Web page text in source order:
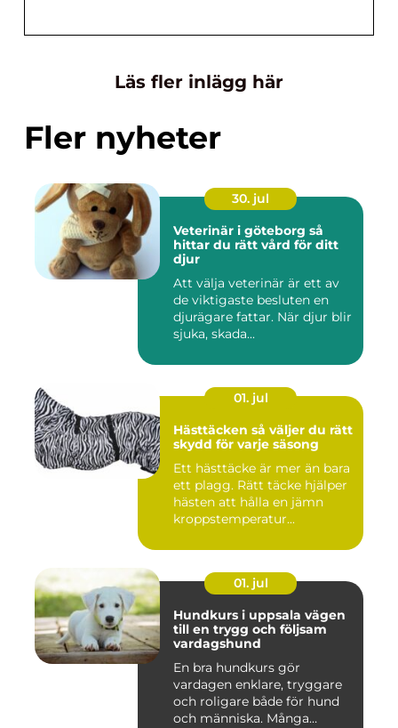
Läs fler inlägg här
Fler nyheter
30. jul
Veterinär i göteborg så
hittar du rätt vård för ditt
djur
Att välja veterinär är ett av
de viktigaste besluten en
djurägare fattar. När djur blir
sjuka, skada...
01. jul
Hästtäcken så väljer du rätt
skydd för varje säsong
Ett hästtäcke är mer än bara
ett plagg. Rätt täcke hjälper
hästen att hålla en jämn
kroppstemperatur...
01. jul
Hundkurs i uppsala vägen
till en trygg och följsam
vardagshund
En bra hundkurs gör
vardagen enklare, tryggare
och roligare både för hund
och människa. Många